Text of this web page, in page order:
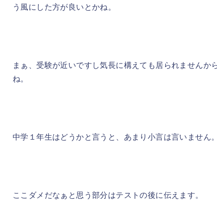
う風にした方が良いとかね。
まぁ、受験が近いですし気長に構えても居られませんか
ね。
中学１年生はどうかと言うと、あまり小言は言いません
ここダメだなぁと思う部分はテストの後に伝えます。